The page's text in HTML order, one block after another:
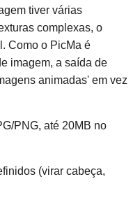
tiver várias
complexas, o
Como o PicMa é
imagem, a saída de
animadas' em vez
PNG, até 20MB no
(virar cabeça,